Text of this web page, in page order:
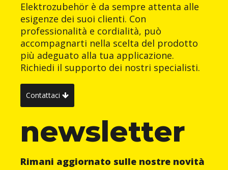
Elektrozubehör è da sempre attenta alle
esigenze dei suoi clienti. Con
professionalità e cordialità, può
accompagnarti nella scelta del prodotto
più adeguato alla tua applicazione.
Richiedi il supporto dei nostri specialisti.
Contattaci
newsletter
Rimani aggiornato sulle nostre novità